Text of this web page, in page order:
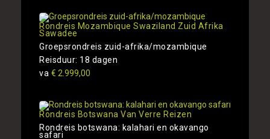
Rondreis Mozambique Swaziland Zuid Afrika
Sawadee
Groepsrondreis zuid-afrika/mozambique
Reisduur: 18 dagen
va € 2.999,00
Rondreis Botswana Van Verre Reizen
Rondreis botswana: kalahari en okavango
safari